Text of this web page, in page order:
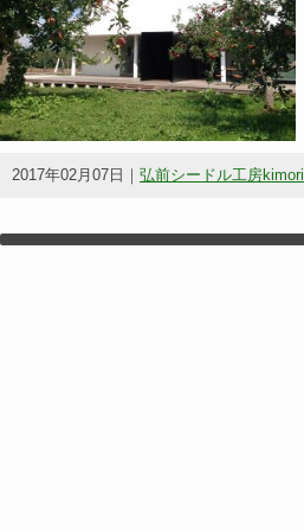
2017年02月07日｜ 弘前シードル工房kimori